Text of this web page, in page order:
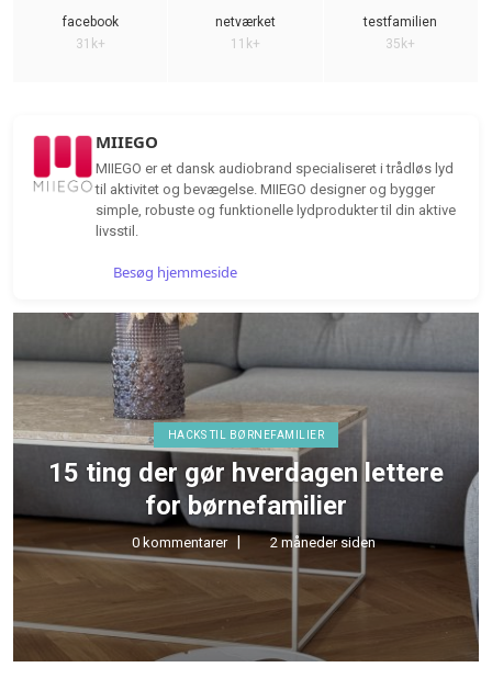
facebook
31k+
netværket
11k+
testfamilien
35k+
MIIEGO
MIIEGO er et dansk audiobrand specialiseret i trådløs lyd
til aktivitet og bevægelse. MIIEGO designer og bygger
simple, robuste og funktionelle lydprodukter til din aktive
livsstil.
Besøg hjemmeside
HØRETELEFONER & LYD
TEST af MiiBUDS ACTIVE GO fra
MIIEGO
0 kommentarer 5 måneder siden